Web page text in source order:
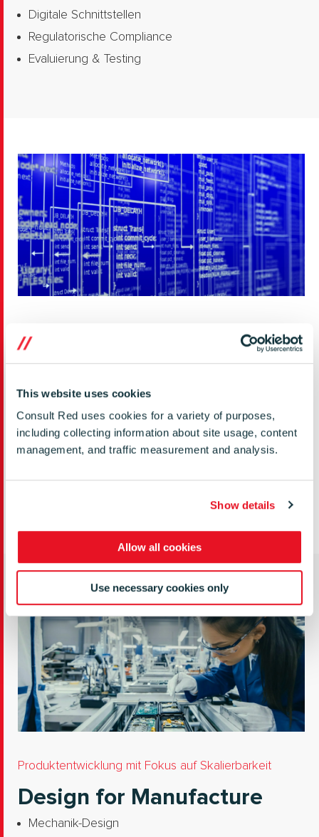
This website uses cookies
Consult Red uses cookies for a variety of purposes,
including collecting information about site usage, content
management, and traffic measurement and analysis.
Show details
Allow all cookies
Use necessary cookies only
Digitale Schnittstellen
Regulatorische Compliance
Evaluierung & Testing
unterstützen
Benutzeroberflächen (User Interface)
Middleware
Produktentwicklung mit Fokus auf Skalierbarkeit
Design for Manufacture
Mechanik-Design